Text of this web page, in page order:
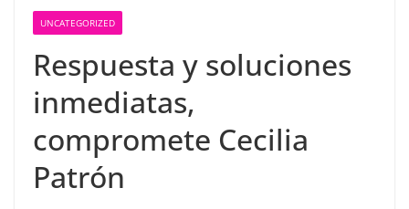
UNCATEGORIZED
Respuesta y soluciones
inmediatas,
compromete Cecilia
Patrón